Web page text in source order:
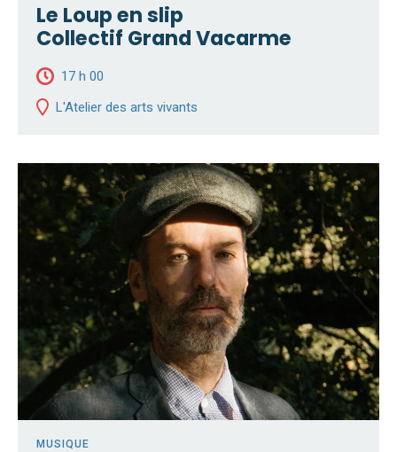
Le Loup en slip
Collectif Grand Vacarme
17 h 00
L'Atelier des arts vivants
MUSIQUE